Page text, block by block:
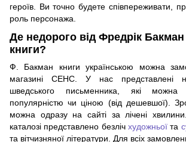
героїв. Ви точно будете співпереживати,
роль персонажа.
Де недорого від Фредрік Бакман
книги?
Ф. Бакман книги українською можна
магазині СЕНС. У нас представлені
шведського письменника, які можна
популярністю чи ціною (від дешевшої).
можна одразу на сайті за лічені
каталозі представлено безліч художньої та
та вітчизняної літератури. Для всіх